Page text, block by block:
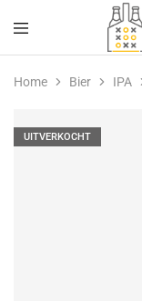
Drank,
Bier
&
Home Bier IPA
UITVERKOCHT